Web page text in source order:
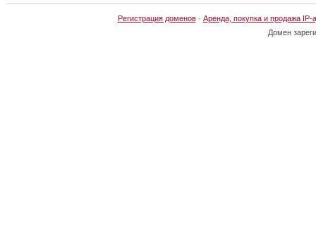
Регистрация доменов· Аренда, покупка и продажа IP-
Домен